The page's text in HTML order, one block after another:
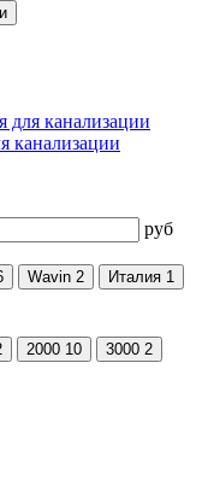
для канализации
канализации
руб
Wavin 2 Италия 1
2000 10 3000 2